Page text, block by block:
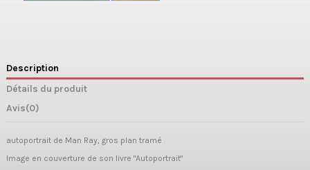
Description
Détails du produit
Avis(0)
autoportrait de Man Ray, gros plan tramé
Image en couverture de son livre "Autoportrait"